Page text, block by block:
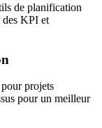
de planification
KPI et
projets
pour un meilleur